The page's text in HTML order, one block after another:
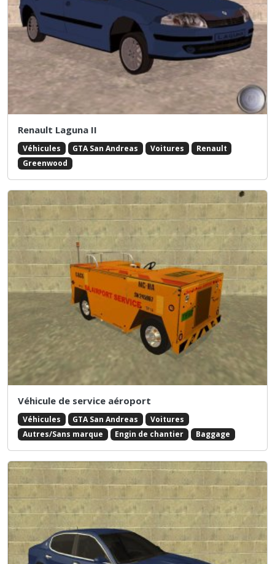
Renault Laguna II
Véhicules GTA San Andreas Voitures
Renault
Greenwood
Véhicule de service aéroport
Véhicules GTA San Andreas
Voitures
Autres/Sans marque
Engin de chantier Baggage